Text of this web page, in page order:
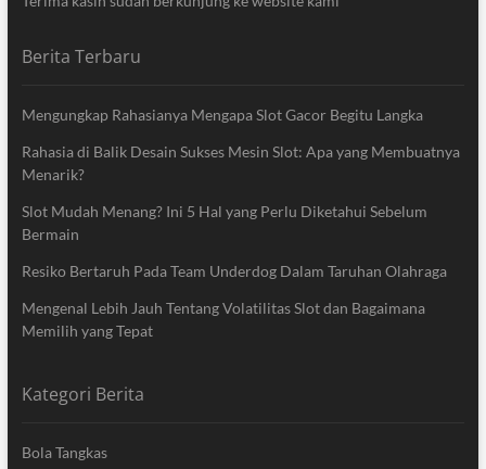
Berita Terbaru
Mengungkap Rahasianya Mengapa Slot Gacor Begitu Langka
Rahasia di Balik Desain Sukses Mesin Slot: Apa yang Membuatnya
Menarik?
Slot Mudah Menang? Ini 5 Hal yang Perlu Diketahui Sebelum
Bermain
Resiko Bertaruh Pada Team Underdog Dalam Taruhan Olahraga
Mengenal Lebih Jauh Tentang Volatilitas Slot dan Bagaimana
Memilih yang Tepat
Kategori Berita
Bola Tangkas